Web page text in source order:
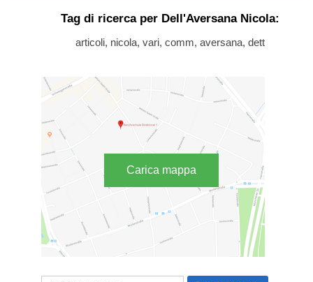
Tag di ricerca per Dell'Aversana Nicola:
articoli, nicola, vari, comm, aversana, dett
Carica mappa